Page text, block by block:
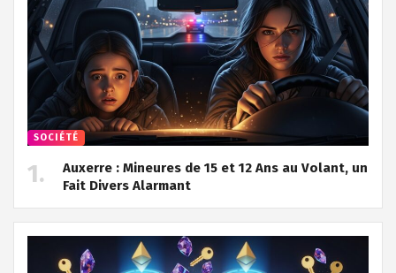
SOCIÉTÉ
Auxerre : Mineures de 15 et 12 Ans au Volant, un
Fait Divers Alarmant